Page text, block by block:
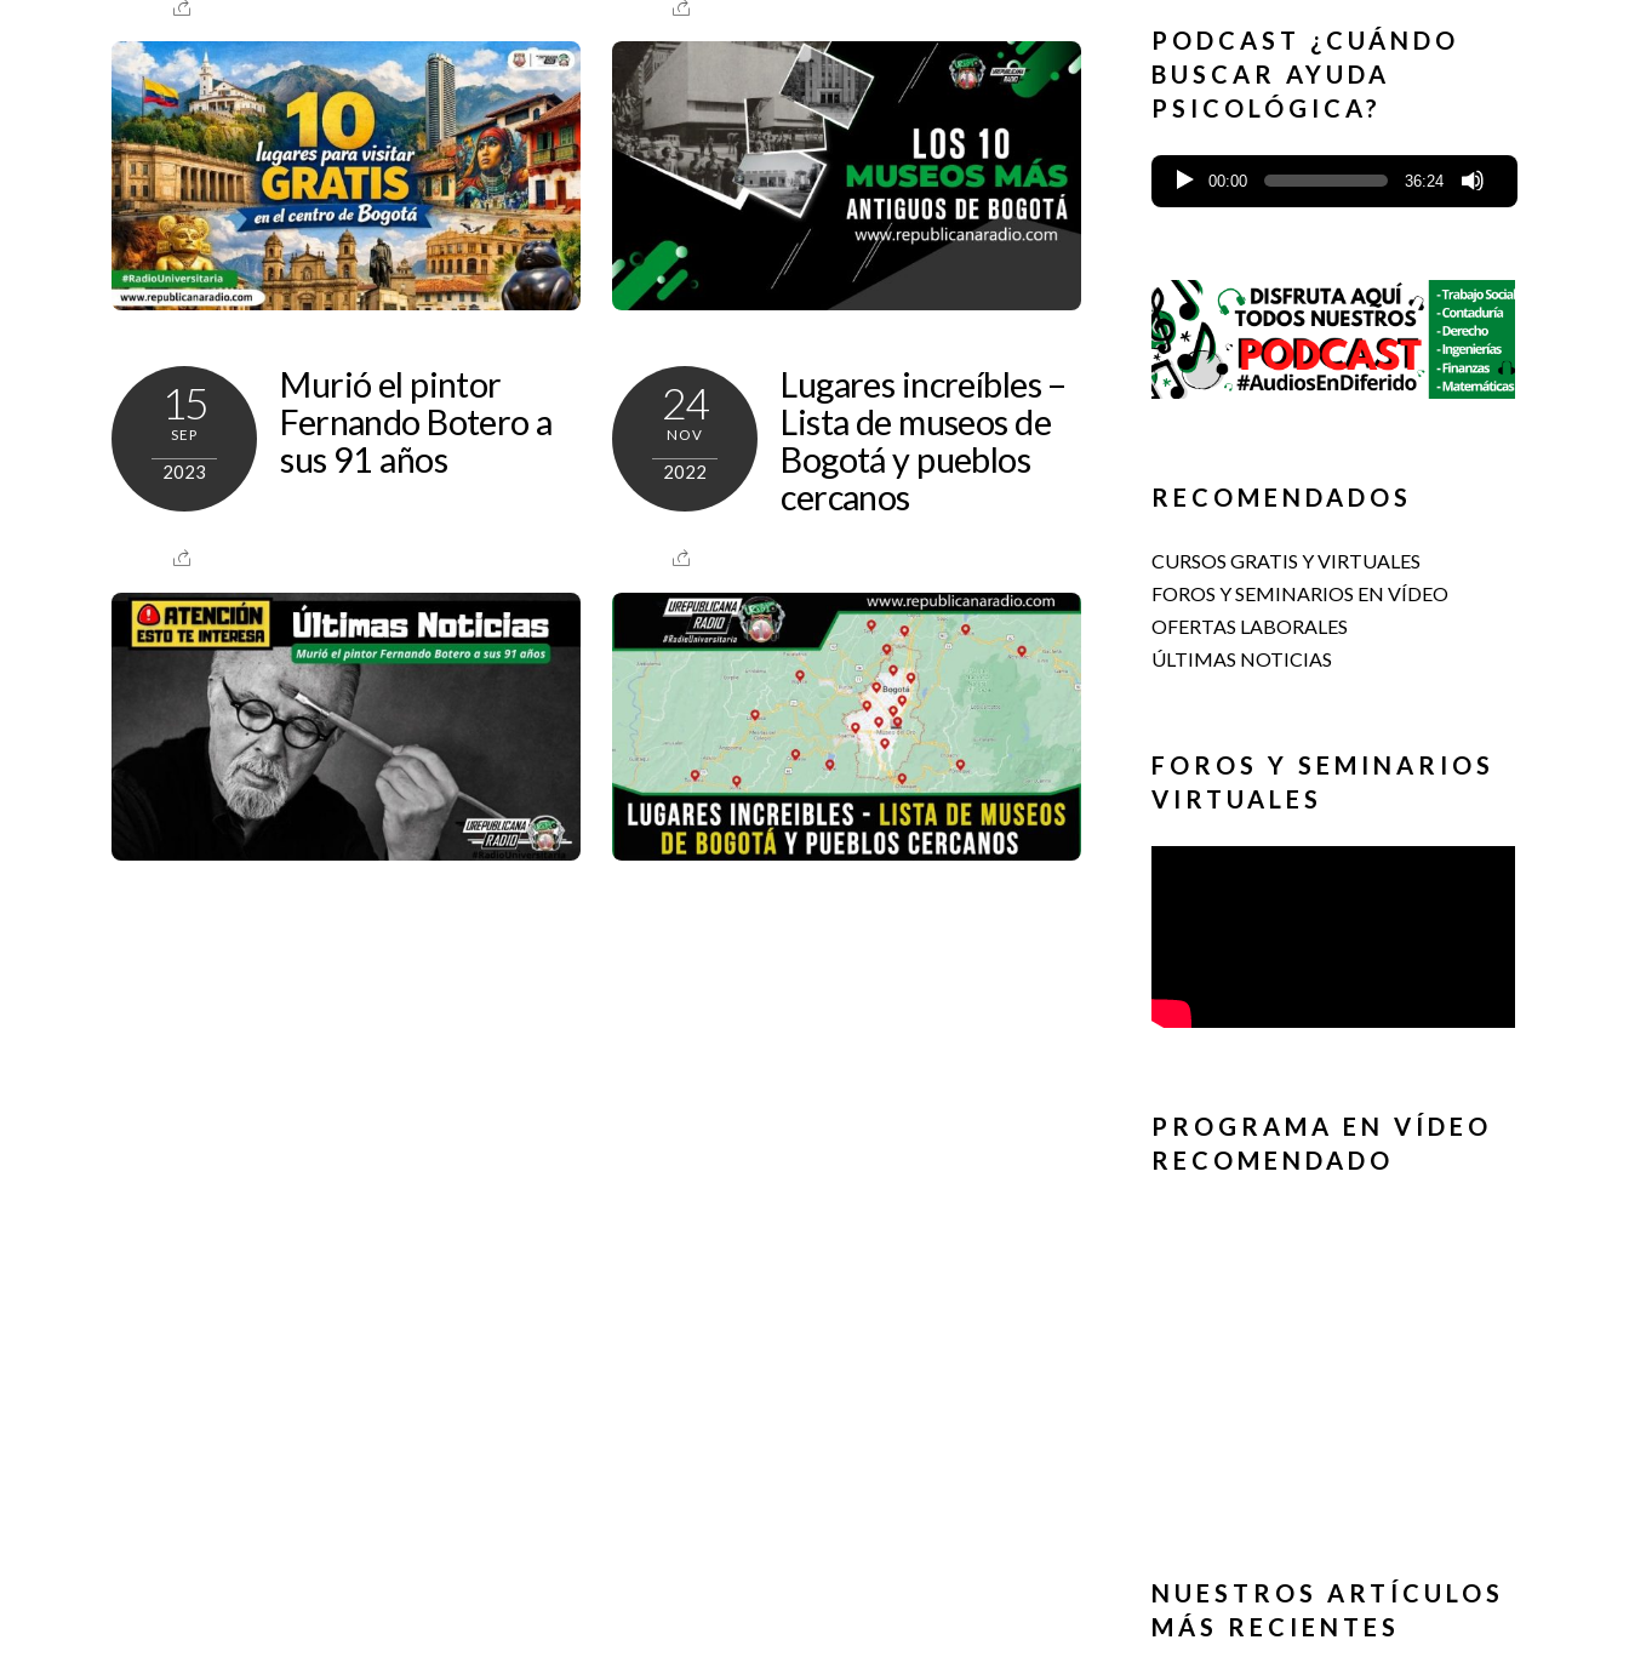
15
SEP
2023
Murió el pintor
Fernando Botero a
sus 91 años
24
NOV
2022
Lugares increíbles –
Lista de museos de
Bogotá y pueblos
cercanos
PODCAST ¿CUÁNDO
BUSCAR AYUDA
PSICOLÓGICA?
00:00 36:24
RECOMENDADOS
CURSOS GRATIS Y VIRTUALES
FOROS Y SEMINARIOS EN VÍDEO
OFERTAS LABORALES
ÚLTIMAS NOTICIAS
FOROS Y SEMINARIOS
VIRTUALES
PROGRAMA EN VÍDEO
RECOMENDADO
NUESTROS ARTÍCULOS
MÁS RECIENTES